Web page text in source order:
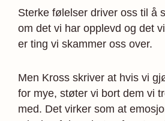
Sterke følelser driver oss til å
om det vi har opplevd og det
er ting vi skammer oss over.
Men Kross skriver at hvis vi
for mye, støter vi bort dem vi
med. Det virker som at